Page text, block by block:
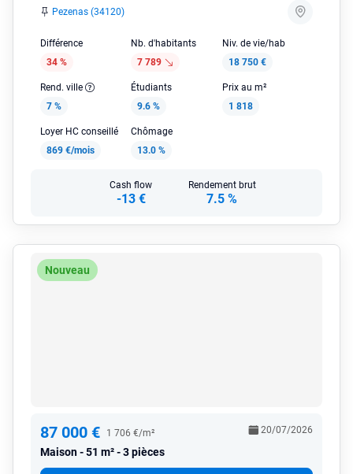
Pezenas (34120)
Différence
34 %
Nb. d'habitants
7 789
Niv. de vie/hab
18 750 €
Rend. ville
7 %
Étudiants
9.6 %
Prix au m²
1 818
Loyer HC conseillé
869 €/mois
Chômage
13.0 %
Cash flow
-13 €
Rendement brut
7.5 %
Nouveau
87 000 € 1 706 €/m²
Maison 51 m² - 3 pièces
20/07/2026